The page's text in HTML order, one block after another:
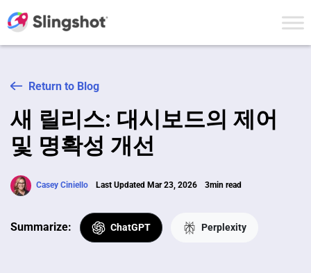
Return to Blog
새 릴리스: 대시보드의 제어
및 명확성 개선
Casey Ciniello Last Updated Mar 23, 2026 3min read
Summarize: ChatGPT Perplexity